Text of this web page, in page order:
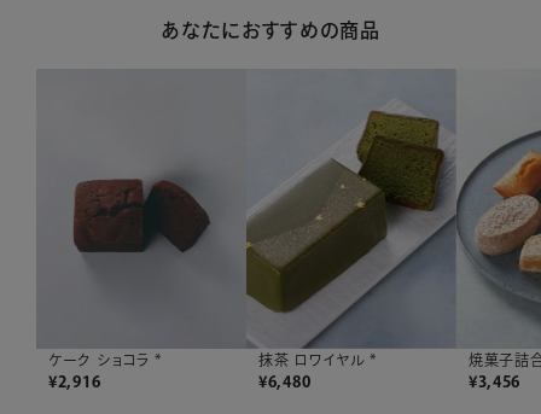
あなたにおすすめの商品
ケーク ショコラ *
¥2,916
抹茶 ロワイヤル *
¥6,480
焼菓子詰
¥3,456